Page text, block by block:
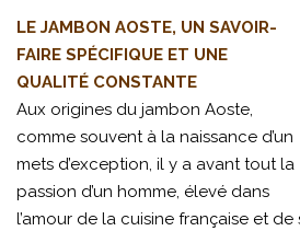
LE JAMBON AOSTE, UN SAVOIR-
FAIRE SPÉCIFIQUE ET UNE
QUALITÉ CONSTANTE
Aux origines du jambon Aoste,
comme souvent à la naissance d’un
mets d’exception, il y a avant tout la
passion d’un homme, élevé dans
l’amour de la cuisine française et de